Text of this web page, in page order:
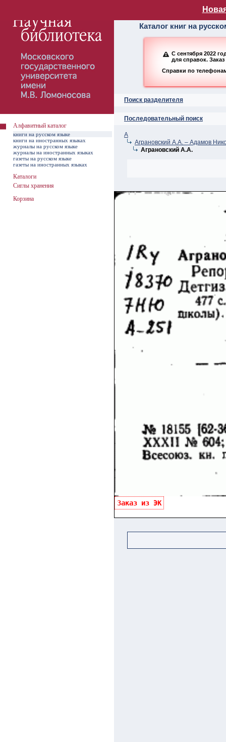
Алфавитный
Каталог книг на
С сентября 2022
для справок.
Справки по
Поиск разделителя
Последовательный поиск
А
Аграновский А.А. – Адамов
Аграновский А.А.
Заказ из ЭК
Алфавитный каталог
книги на русском языке
книги на иностранных языках
журналы на русском языке
журналы на иностранных языках
газеты на русском языке
газеты на иностранных языках
Каталоги
Сиглы хранения
Корзина